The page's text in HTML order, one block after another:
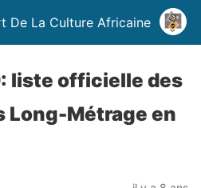
De La Culture Africaine
liste officielle des
Long-Métrage en